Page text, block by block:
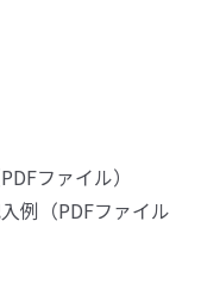
ファイル）
例（PDFファイル